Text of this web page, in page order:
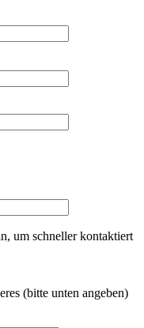
um schneller kontaktiert
(bitte unten angeben)